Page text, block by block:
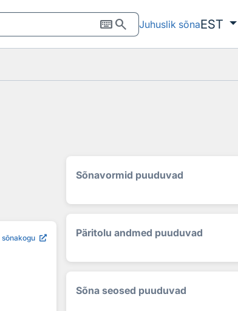
keyboardsearch Juhuslik sõnaEST
sõnakogu
Sõnavormid puuduvad
Päritolu andmed puuduvad
Sõna seosed puuduvad